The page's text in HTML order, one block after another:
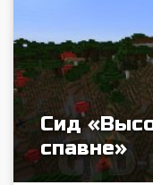
Сид
спавне»